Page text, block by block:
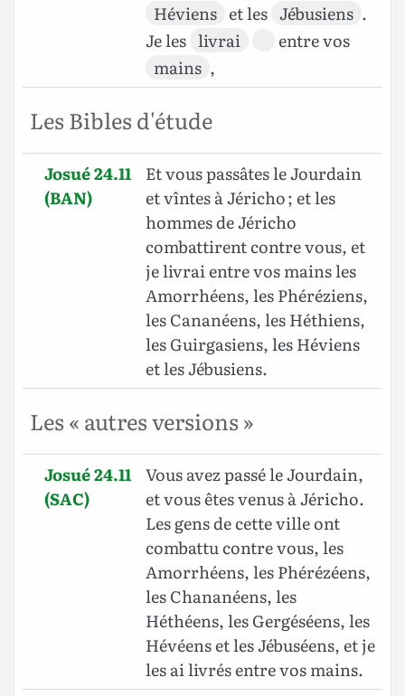
Héviens et les Jébusiens .
Je les livrai
entre vos
mains ,
Les Bibles d'étude
Josué 24.11
(BAN)
Et vous passâtes le Jourdain
et vîntes à Jéricho ; et les
hommes de Jéricho
combattirent contre vous, et
je livrai entre vos mains les
Amorrhéens, les Phéréziens,
les Cananéens, les Héthiens,
les Guirgasiens, les Héviens
et les Jébusiens.
Les « autres versions »
Josué 24.11
(SAC)
Vous avez passé le Jourdain,
et vous êtes venus à Jéricho.
Les gens de cette ville ont
combattu contre vous, les
Amorrhéens, les Phérézéens,
les Chananéens, les
Héthéens, les Gergéséens, les
Hévéens et les Jébuséens, et je
les ai livrés entre vos mains.